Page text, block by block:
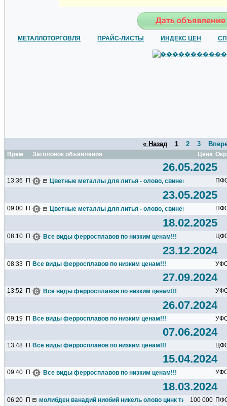
МЕТАЛЛОТОРГОВЛЯ ПРАЙС-ЛИСТЫ ИНДЕКС ЦЕН
« Назад 1 2 3
Время Заголовок объявления Цена
26.05.2025
13:36 П Цветные металлы для литья - олово, свинец, кобальт,
23.05.2025
09:00 П Цветные металлы для литья - олово, свинец, кобальт,
18.02.2025
08:10 П Все виды ферросплавов по низким ценам!!!
23.12.2024
08:33 П Все виды ферросплавов по низким ценам!!!
27.09.2024
13:52 П Все виды ферросплавов по низким ценам!!!
26.07.2024
09:19 П Все виды ферросплавов по низким ценам!!!
07.06.2024
13:48 П Все виды ферросплавов по низким ценам!!!
15.04.2024
09:40 П Все виды ферросплавов по низким ценам!!!
18.03.2024
06:20 П молибден ванадий ниобий никель олово цинк титан марганец
100 000